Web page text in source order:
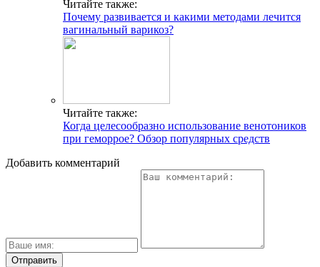
Читайте также:
Почему развивается и какими методами лечится
вагинальный варикоз?
Читайте также:
Когда целесообразно использование венотоников
при геморрое? Обзор популярных средств
Добавить комментарий